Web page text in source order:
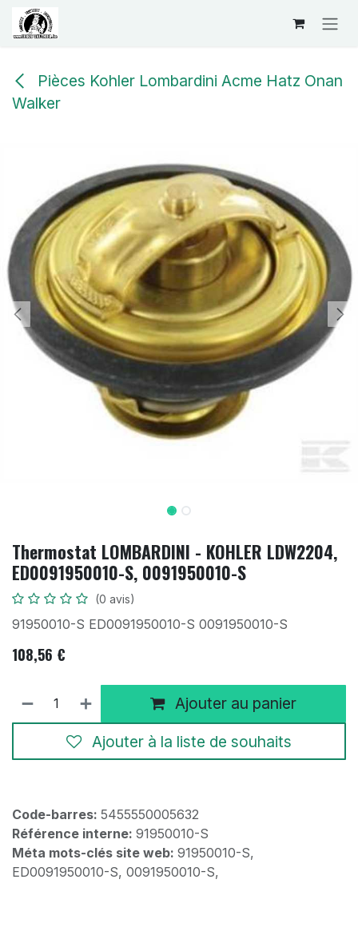
Se rendre au contenu
Pièces Kohler Lombardini Acme Hatz Onan
Walker
Thermostat LOMBARDINI - KOHLER LDW2204,
ED0091950010-S, 0091950010-S
(0 avis)
91950010-S ED0091950010-S 0091950010-S
108,56 €
Ajouter au panier
Ajouter à la liste de souhaits
Code-barres: 5455550005632
Référence interne: 91950010-S
Méta mots-clés site web: 91950010-S,
ED0091950010-S, 0091950010-S,